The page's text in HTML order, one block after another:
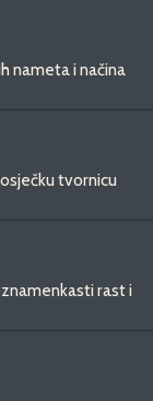
nameta i načina
tvornicu
rast i